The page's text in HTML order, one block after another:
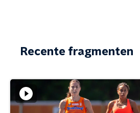
Recente fragmenten